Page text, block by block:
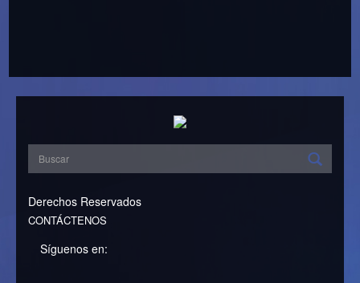
Derechos Reservados
CONTÁCTENOS
Síguenos en: